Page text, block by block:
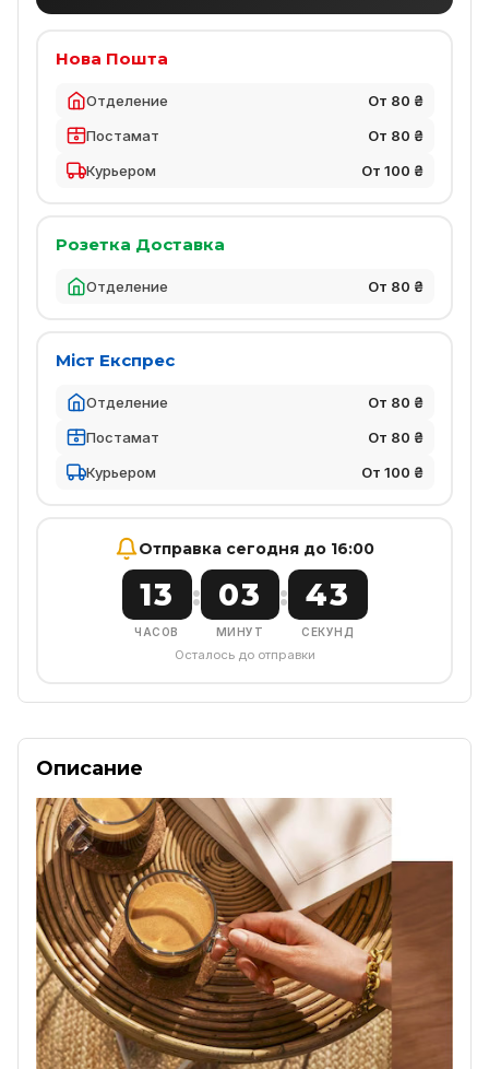
Нова Пошта
Отделение
От 80 ₴
Постамат
От 80 ₴
Курьером
От 100 ₴
Розетка Доставка
Отделение От 80 ₴
Міст Експрес
Отделение
От 80 ₴
Постамат
От 80 ₴
Курьером
От 100 ₴
Отправка сегодня до 16:00
13
ЧАСОВ
: 03
МИНУТ
: 42
СЕКУНД
Осталось до отправки
Описание